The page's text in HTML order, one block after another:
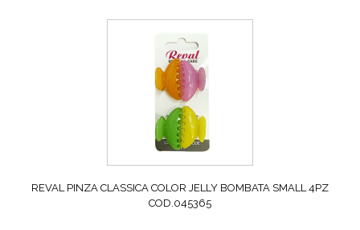
REVAL PINZA CLASSICA COLOR JELLY BOMBATA SMALL 4PZ
COD.045365